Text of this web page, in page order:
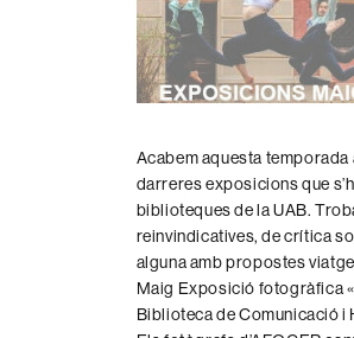
Acabem aquesta temporada
darreres exposicions que
biblioteques de la UAB.
reinvindicatives, de crítica
alguna amb propostes
Maig Exposició fotogràfica
Biblioteca de Comunicació i